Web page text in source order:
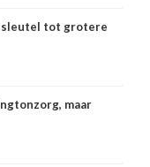
sleutel tot grotere
maar